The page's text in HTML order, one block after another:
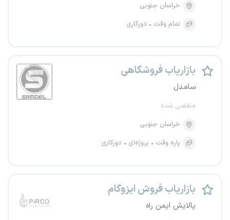
خراسان جنوبی
تمام وقت
دورکاری
بازاریاب فروشگاهی
سامدل
منقضی شده
خراسان جنوبی
پاره وقت
پروژه‌ای دورکاری
بازاریاب فروش ایزوگام
پالایش ایمن راه